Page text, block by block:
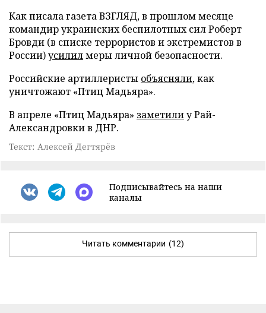
Как писала газета ВЗГЛЯД, в прошлом месяце
командир украинских беспилотных сил Роберт
Бровди (в списке террористов и экстремистов в
России)усилилмеры личной безопасности.
Российские артиллеристы объясняли, как
уничтожают «Птиц Мадьяра».
В апреле «Птиц Мадьяра» заметилиу Рай-
Александровки в ДНР.
Текст: Алексей Дегтярёв
Подписывайтесь на наши
каналы
Читать комментарии (12)